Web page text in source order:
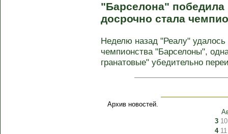
"Барселона" победила
досрочно стала
Неделю назад "Реалу" удалось
чемпионства "Барселоны",
гранатовые" убедительно
Архив новостей.
3 10
4 11